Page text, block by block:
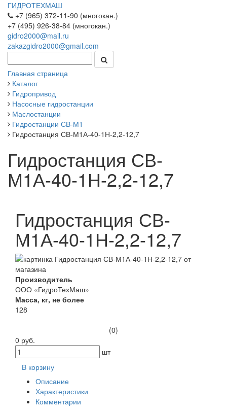
ГИДРОТЕХМАШ
+7 (965) 372-11-90 (многокан.)
+7 (495) 926-38-84 (многокан.)
gidro2000@mail.ru
zakazgidro2000@gmail.com
Главная страница
Каталог
Гидропривод
Насосные гидростанции
Маслостанции
Гидростанции СВ-М1
Гидростанция СВ-М1А-40-1Н-2,2-12,7
Гидростанция СВ-
М1А-40-1Н-2,2-12,7
Гидростанция СВ-
М1А-40-1Н-2,2-12,7
Производитель
ООО «ГидроТехМаш»
Масса, кг, не более
128
(0)
0 руб.
шт
В корзину
Описание
Характеристики
Комментарии